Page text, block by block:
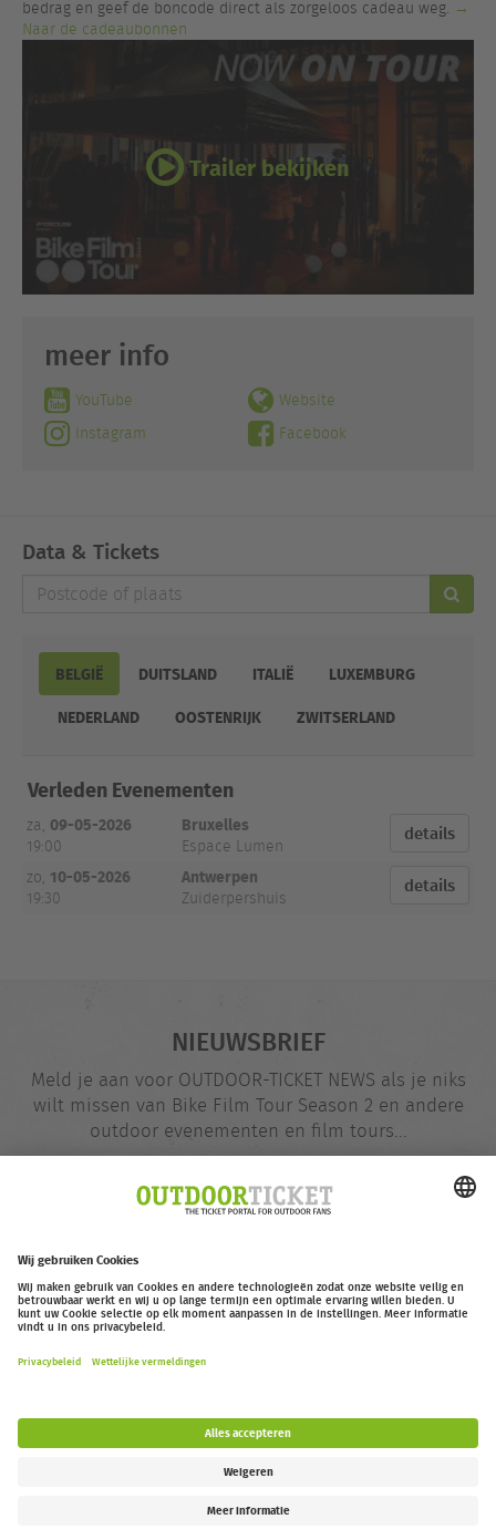
bedrag en geef de boncode direct als zorgeloos cadeau weg. →
Naar de cadeaubonnen
Trailer bekijken
meer info
YouTube
Website
Instagram
Facebook
Data & Tickets
Postcode
BELGIË DUITSLAND ITALIË
LUXEMBURG
NEDERLAND
OOSTENRIJK ZWITSERLAND
en tijd
Verleden Evenementen
za, 09-05-2026
19:00
Bruxelles
Espace Lumen
details
zo, 10-05-2026
19:30
Antwerpen
Zuiderpershuis
details
NIEUWSBRIEF
Meld je aan voor OUTDOOR-TICKET NEWS als je niks
wilt missen van Bike Film Tour Season 2 en andere
outdoor evenementen en film tours...
mailadres
outdoor-ticket.net– Een project van
Toegankelijkheidsverklaring
Follow us: